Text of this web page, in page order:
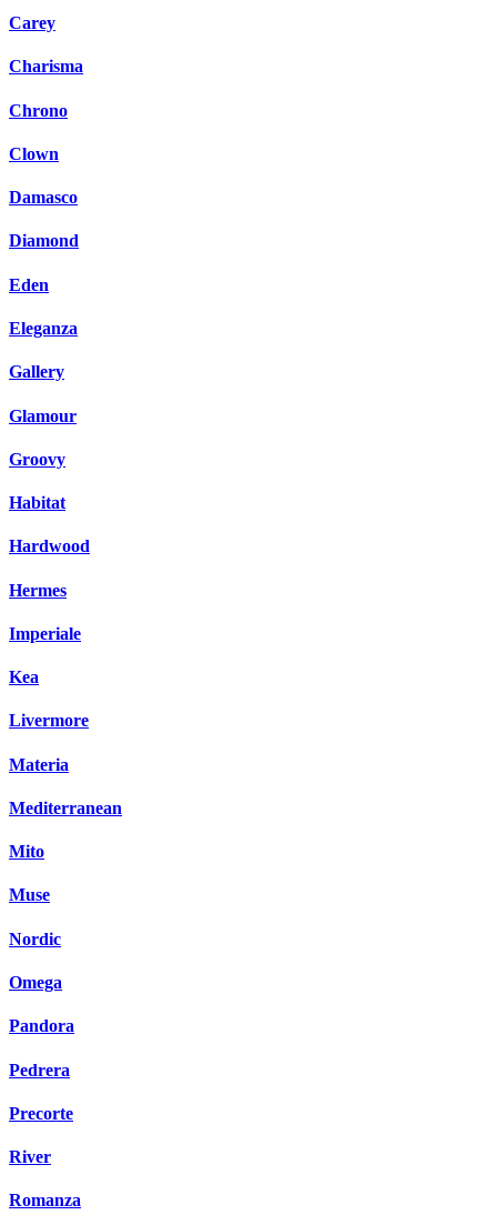
Carey
Charisma
Chrono
Clown
Damasco
Diamond
Eden
Eleganza
Gallery
Glamour
Groovy
Habitat
Hardwood
Hermes
Imperiale
Kea
Livermore
Materia
Mediterranean
Mito
Muse
Nordic
Omega
Pandora
Pedrera
Precorte
River
Romanza